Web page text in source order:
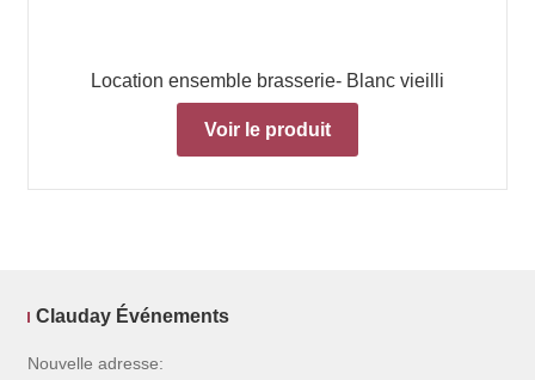
Location ensemble brasserie- Blanc vieilli
Voir le produit
Clauday Événements
Nouvelle adresse: